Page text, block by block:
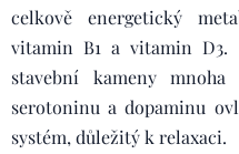
celkově energetický
vitamin B1 a vitamin D3.
stavební kameny
serotoninu a dopaminu
systém, důležitý k relaxaci.